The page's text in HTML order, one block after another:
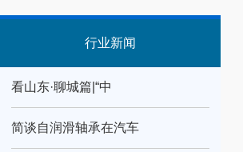
行业新闻
看山东·聊城篇|“中
简谈自润滑轴承在汽车